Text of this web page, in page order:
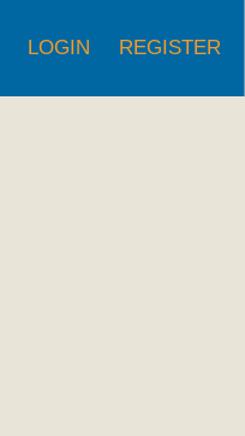
LOGIN REGISTER